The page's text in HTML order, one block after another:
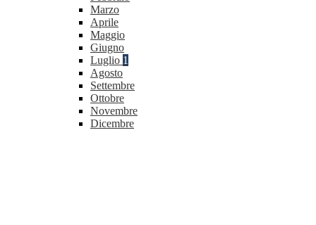
Marzo
Aprile
Maggio
Giugno
Luglio 1
Agosto
Settembre
Ottobre
Novembre
Dicembre